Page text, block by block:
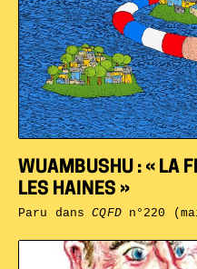
WUAMBUSHU : « LA
LES HAINES »
Paru dansCQFDn°220